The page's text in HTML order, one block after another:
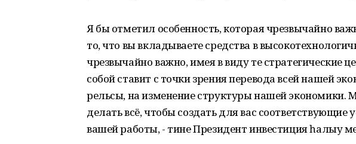
Я бы отметил особенность, которая чрезвычайно
то, что вы вкладываете средства в
чрезвычайно важно, имея в виду те стратегические
собой ставит с точки зрения перевода всей нашей
рельсы, на изменение структуры нашей экономики.
делать всё, чтобы создать для вас соответствующие
вашей работы, - тине Президент инвестиция һалыу